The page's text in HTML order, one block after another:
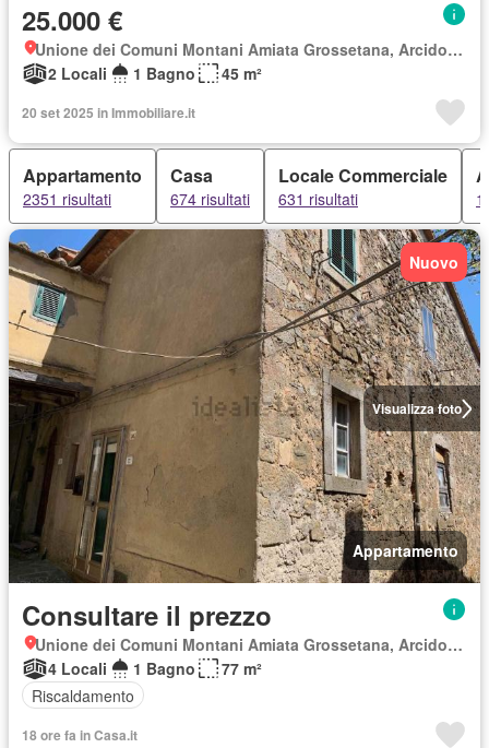
25.000 €
Unione dei Comuni Montani Amiata Grossetana, Arcidosso
2 Locali
1 Bagno 45 m²
20 set 2025 in Immobiliare.it
Appartamento
2351 risultati
Casa
674 risultati
Locale Commerciale
631 risultati
Visualizza foto
Nuovo
Appartamento
Consultare il prezzo
Unione dei Comuni Montani Amiata Grossetana, Arcidosso
4 Locali
1 Bagno
77 m²
Riscaldamento
18 ore fa in Casa.it